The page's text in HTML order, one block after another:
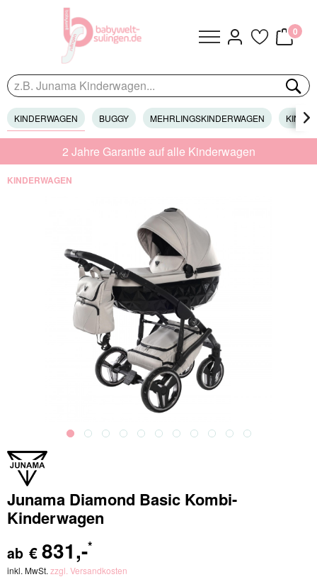
0
KINDERWAGEN BUGGY MEHRLINGSKINDERWAGEN 
2 Jahre Garantie auf alle Kinderwagen
KINDERWAGEN
Junama Diamond Basic Kombi-
Kinderwagen
ab € 831,-*
inkl. MwSt. zzgl. Versandkosten